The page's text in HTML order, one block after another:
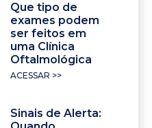
Que tipo de
exames podem
ser feitos em
uma Clínica
Oftalmológica
ACESSAR >>
Sinais de Alerta: